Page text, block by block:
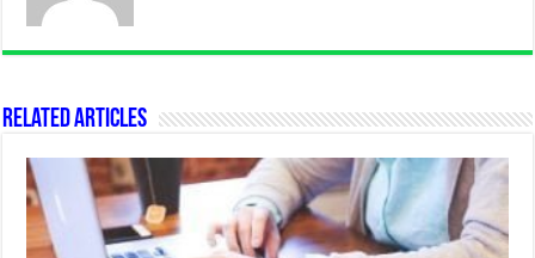
Related Articles